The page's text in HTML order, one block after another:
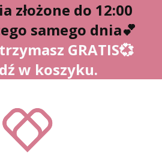
złożone do 12:00
samego dnia💕
GRATIS💞
w koszyku.